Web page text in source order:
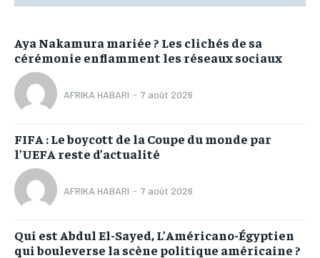
Aya Nakamura mariée ? Les clichés de sa
cérémonie enflamment les réseaux sociaux
AFRIKA HABARI - 7 août 2026
FIFA : Le boycott de la Coupe du monde par
l’UEFA reste d’actualité
AFRIKA HABARI - 7 août 2026
Qui est Abdul El-Sayed, L’Américano-Égyptien
qui bouleverse la scène politique américaine ?